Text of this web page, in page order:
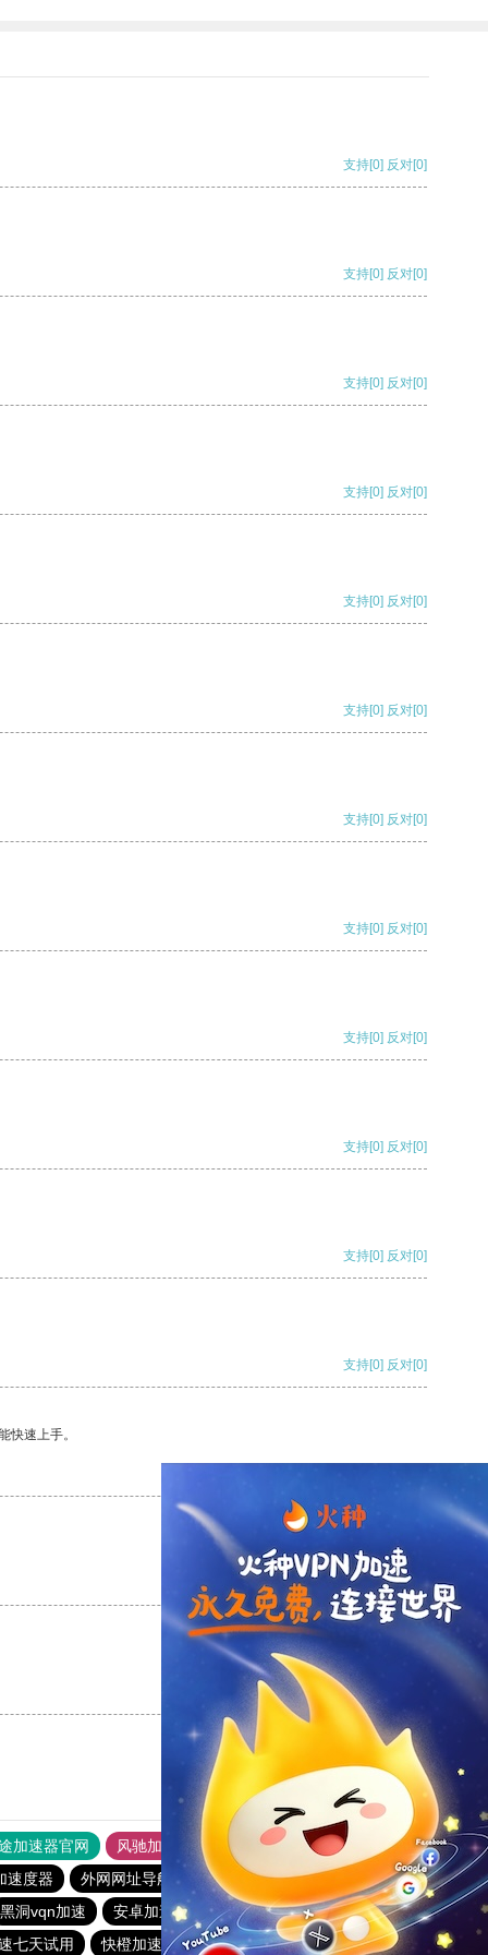
支持[0] 反对[0]
支持[0] 反对[0]
支持[0] 反对[0]
支持[0] 反对[0]
支持[0] 反对[0]
支持[0] 反对[0]
支持[0] 反对[0]
支持[0] 反对[0]
支持[0] 反对[0]
支持[0] 反对[0]
支持[0] 反对[0]
支持[0] 反对[0]
快速上手。
支持 [0] 反对 [0]
支持
加速器官网 风驰加速器
旋风加速器
速度器
外网网址导航 软件中心 雷霆加速
狂飙加速器
黑洞vqn加速
安卓加速器梯子
海鸥加速度
七天试用
快橙加速器 飞跃加速器 雷霆加器速